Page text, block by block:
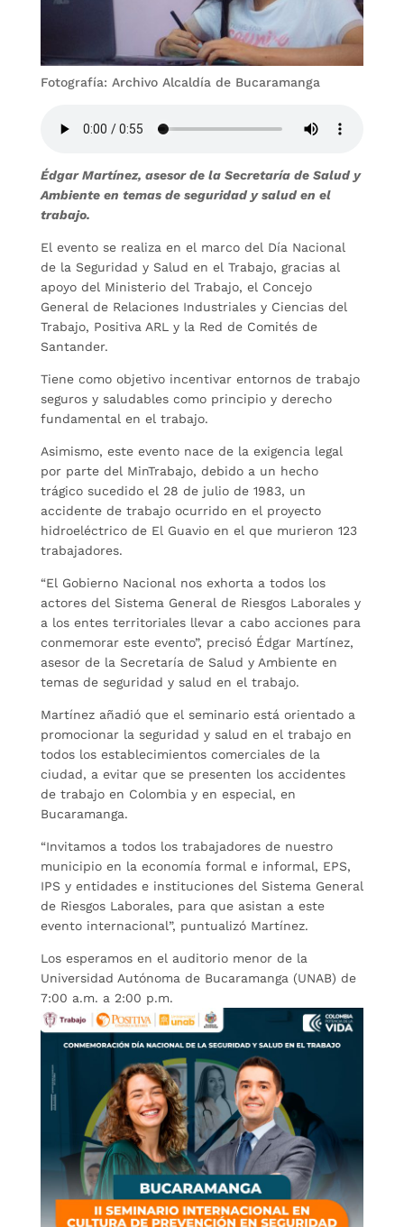
Fotografía: Archivo Alcaldía de Bucaramanga
Édgar Martínez, asesor de la Secretaría de Salud y
Ambiente en temas de seguridad y salud en el
trabajo.
El evento se realiza en el marco del Día Nacional
de la Seguridad y Salud en el Trabajo, gracias al
apoyo del Ministerio del Trabajo, el Concejo
General de Relaciones Industriales y Ciencias del
Trabajo, Positiva ARL y la Red de Comités de
Santander.
Tiene como objetivo incentivar entornos de trabajo
seguros y saludables como principio y derecho
fundamental en el trabajo.
Asimismo, este evento nace de la exigencia legal
por parte del MinTrabajo, debido a un hecho
trágico sucedido el 28 de julio de 1983, un
accidente de trabajo ocurrido en el proyecto
hidroeléctrico de El Guavio en el que murieron 123
trabajadores.
“El Gobierno Nacional nos exhorta a todos los
actores del Sistema General de Riesgos Laborales y
a los entes territoriales llevar a cabo acciones para
conmemorar este evento”, precisó Édgar Martínez,
asesor de la Secretaría de Salud y Ambiente en
temas de seguridad y salud en el trabajo.
Martínez añadió que el seminario está orientado a
promocionar la seguridad y salud en el trabajo en
todos los establecimientos comerciales de la
ciudad, a evitar que se presenten los accidentes
de trabajo en Colombia y en especial, en
Bucaramanga.
“Invitamos a todos los trabajadores de nuestro
municipio en la economía formal e informal, EPS,
IPS y entidades e instituciones del Sistema General
de Riesgos Laborales, para que asistan a este
evento internacional”, puntualizó Martínez.
Los esperamos en el auditorio menor de la
Universidad Autónoma de Bucaramanga (UNAB) de
7:00 a.m. a 2:00 p.m.